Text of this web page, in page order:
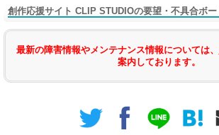
創作応援サイト CLIP STUDIOの要望・不具合ボー
最新の障害情報やメンテナンス情報については、
案内しております。